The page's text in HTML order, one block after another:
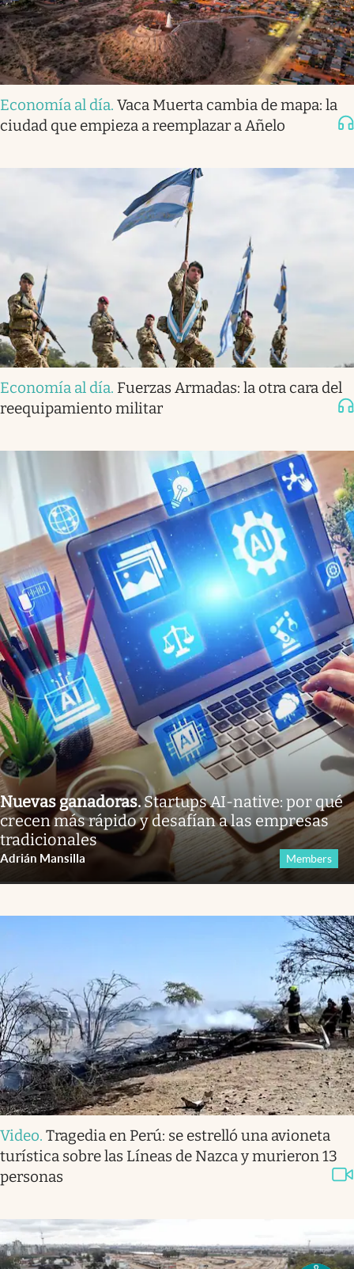
Economía al día. Vaca Muerta cambia de mapa: la
ciudad que empieza a reemplazar a Añelo
Economía al día. Fuerzas Armadas: la otra cara del
reequipamiento militar
Nuevas ganadoras.Startups AI-native: por qué
crecen más rápido y desafían a las empresas
tradicionales
Adrián Mansilla Members
Video. Tragedia en Perú: se estrelló una avioneta
turística sobre las Líneas de Nazca y murieron 13
personas